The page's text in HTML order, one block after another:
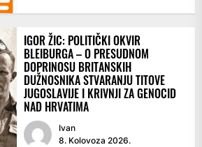
IGOR ŽIC: POLITIČKI OKVIR
BLEIBURGA – O PRESUDNOM
DOPRINOSU BRITANSKIH
DUŽNOSNIKA STVARANJU TITOVE
JUGOSLAVIJE I KRIVNJI ZA GENOCID
NAD HRVATIMA
Ivan
8. Kolovoza 2026.